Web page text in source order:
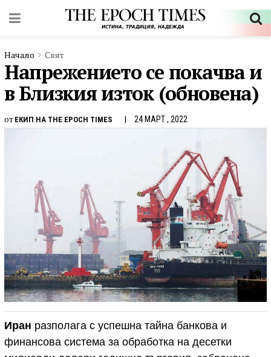
Начало Свят
Напрeжението се покачва и
в Близкия изток (обновена)
от ЕКИП НА THE EPOCH TIMES 24 МАРТ , 2022
Иран разполага с успешна тайна банкова и
финансова система за обработка на десетки